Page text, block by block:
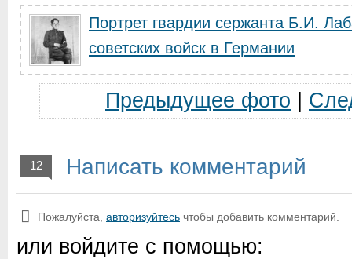
Портрет гвардии сержанта Б.И.
советских войск в Германии
Предыдущее фото
12 Написать комментарий
Пожалуйста, авторизуйтесь чтобы добавить комментарий.
или войдите с помощью: